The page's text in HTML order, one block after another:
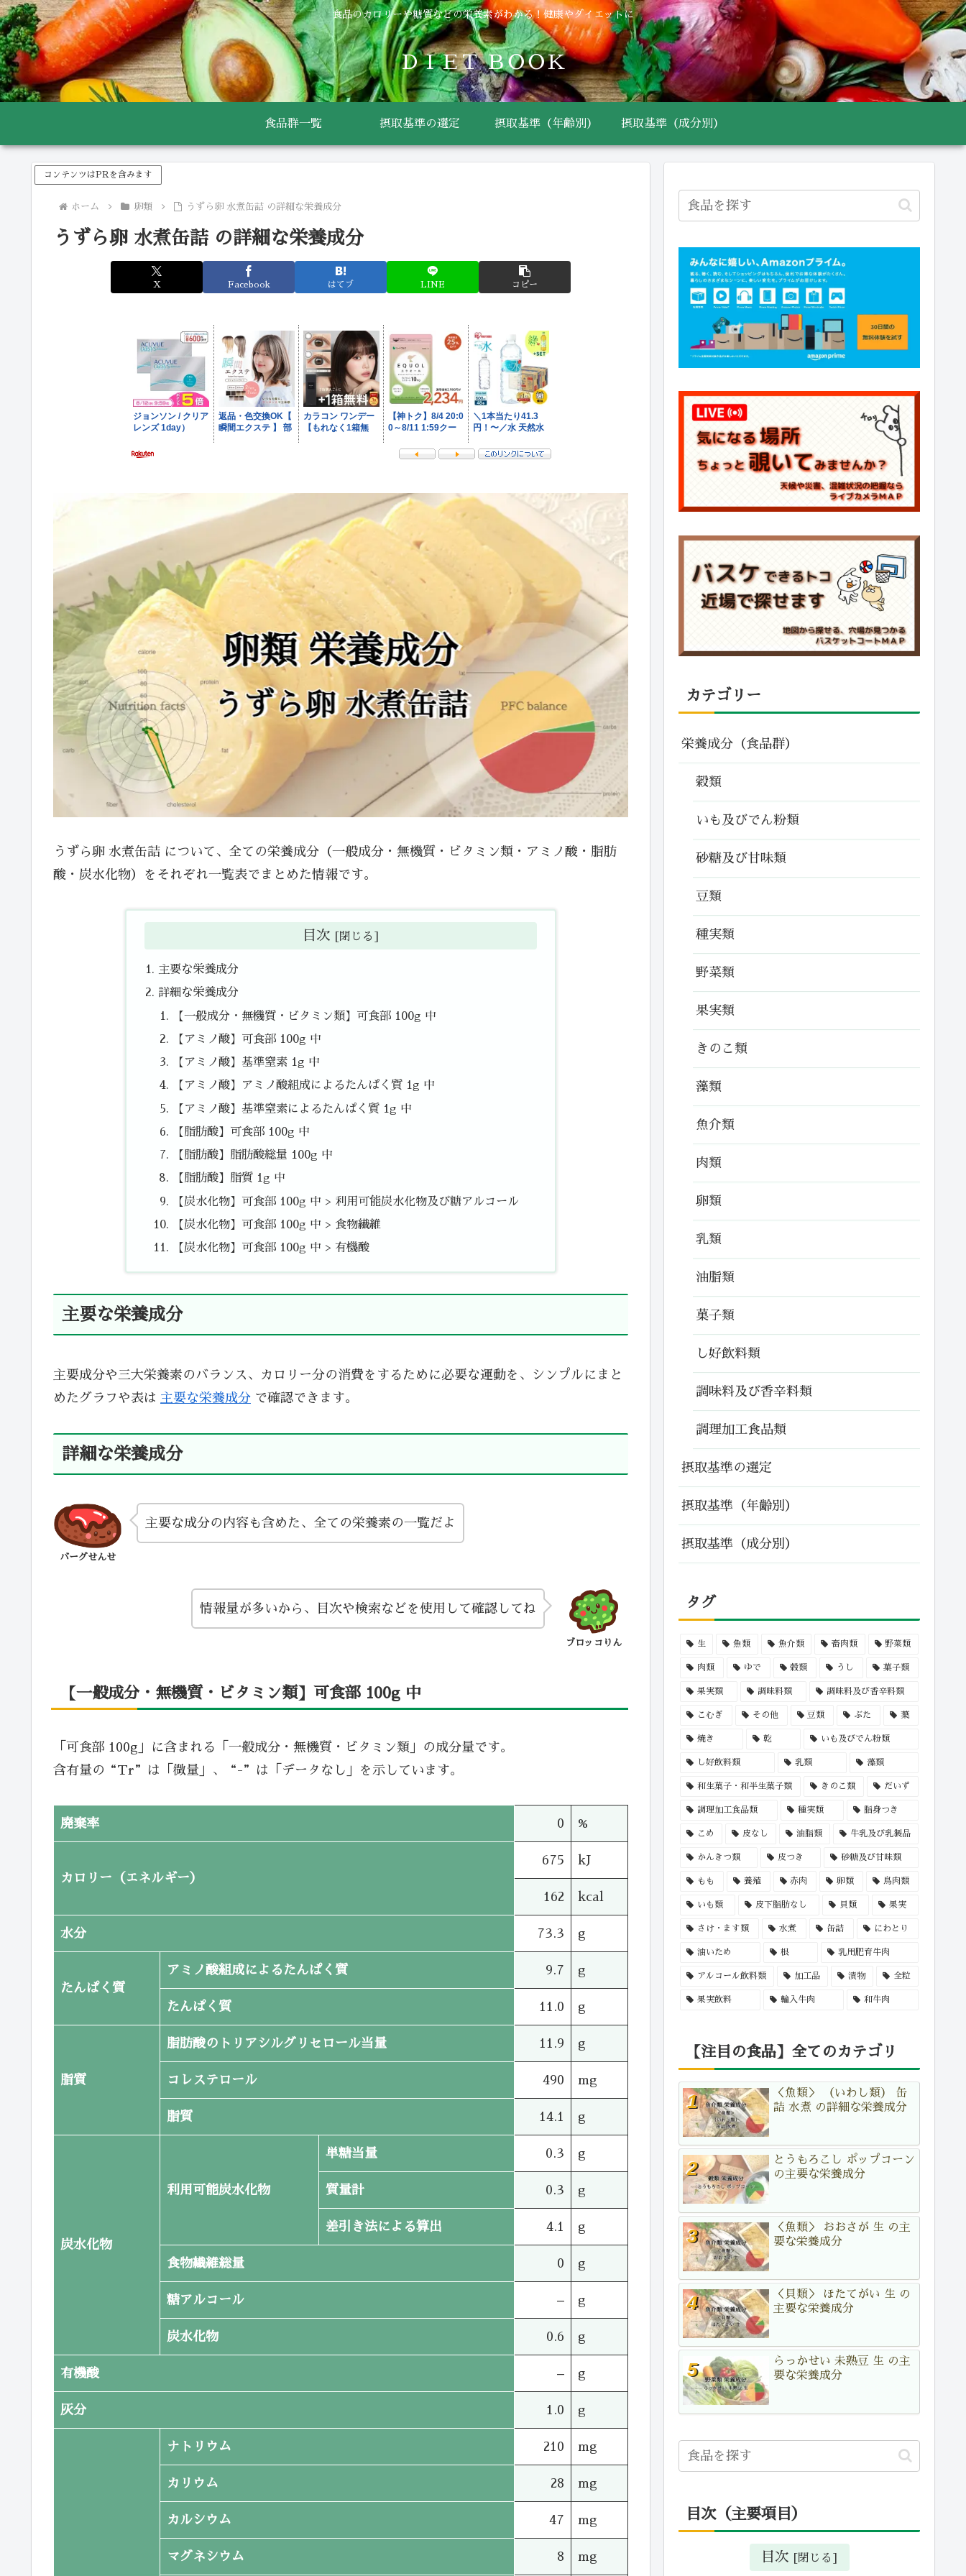
食品のカロリーや糖質などの栄養素がわかる！健康やダイエットに
ＤＩＥＴ ＢＯＯＫ
食品群一覧 摂取基準の選定 摂取基準（年齢別） 摂取基準（成分別）
コンテンツはPRを含みます
ホーム 卵類 うずら卵 水煮缶詰 の詳細な栄養成分
うずら卵 水煮缶詰 の詳細な栄養成分
X Facebook はてブ LINE コピー
うずら卵 水煮缶詰 について、全ての栄養成分（一般成分・無機質・ビタミン類・アミノ酸・脂肪
酸・炭水化物）をそれぞれ一覧表でまとめた情報です。
目次
主要な栄養成分
詳細な栄養成分
【一般成分・無機質・ビタミン類】可食部 100g 中
【アミノ酸】可食部 100g 中
【アミノ酸】基準窒素 1g 中
【アミノ酸】アミノ酸組成によるたんぱく質 1g 中
【アミノ酸】基準窒素によるたんぱく質 1g 中
【脂肪酸】可食部 100g 中
【脂肪酸】脂肪酸総量 100g 中
【脂肪酸】脂質 1g 中
【炭水化物】可食部 100g 中 > 利用可能炭水化物及び糖アルコール
【炭水化物】可食部 100g 中 > 食物繊維
【炭水化物】可食部 100g 中 > 有機酸
主要な栄養成分
主要成分や三大栄養素のバランス、カロリー分の消費をするために必要な運動を、シンプルにまと
めたグラフや表は 主要な栄養成分 で確認できます。
詳細な栄養成分
バーグせんせ
主要な成分の内容も含めた、全ての栄養素の一覧だよ
ブロッコりん
情報量が多いから、目次や検索などを使用して確認してね
【一般成分・無機質・ビタミン類】可食部 100g 中
「可食部 100g」に含まれる「一般成分・無機質・ビタミン類」の成分量です。
含有量の“Tr”は「微量」、“-”は「データなし」を示しています。
廃棄率 0 %
カロリー（エネルギー）
675 kJ
162 kcal
水分 73.3 g
たんぱく質
アミノ酸組成によるたんぱく質 9.7 g
たんぱく質 11.0 g
脂質
脂肪酸のトリアシルグリセロール当量 11.9 g
コレステロール 490 mg
脂質 14.1 g
炭水化物
利用可能炭水化物
単糖当量 0.3 g
質量計 0.3 g
差引き法による算出 4.1 g
食物繊維総量 0 g
糖アルコール – g
炭水化物 0.6 g
有機酸 – g
灰分 1.0 g
ナトリウム 210 mg
カリウム 28 mg
カルシウム 47 mg
マグネシウム 8 mg
カテゴリー
栄養成分（食品群）
穀類
いも及びでん粉類
砂糖及び甘味類
豆類
種実類
野菜類
果実類
きのこ類
藻類
魚介類
肉類
卵類
乳類
油脂類
菓子類
し好飲料類
調味料及び香辛料類
調理加工食品類
摂取基準の選定
摂取基準（年齢別）
摂取基準（成分別）
タグ
生 魚類 魚介類 畜肉類 野菜類
肉類 ゆで 穀類 うし 菓子類
果実類 調味料類 調味料及び香辛料類
こむぎ その他 豆類 ぶた 葉
焼き 乾 いも及びでん粉類
し好飲料類 乳類 藻類
和生菓子・和半生菓子類 きのこ類 だいず
調理加工食品類 種実類 脂身つき
こめ 皮なし 油脂類 牛乳及び乳製品
かんきつ類 皮つき 砂糖及び甘味類
もも 養殖 赤肉 卵類 鳥肉類
いも類 皮下脂肪なし 貝類 果実
さけ・ます類 水煮 缶詰 にわとり
油いため 根 乳用肥育牛肉
アルコール飲料類 加工品 漬物 全粒
果実飲料 輸入牛肉 和牛肉
【注目の食品】全てのカテゴリ
＜魚類＞ （いわし類） 缶
詰 水煮 の詳細な栄養成分
とうもろこし ポップコーン
の主要な栄養成分
＜魚類＞ おおさが 生 の主
要な栄養成分
＜貝類＞ ほたてがい 生 の
主要な栄養成分
らっかせい 未熟豆 生 の主
要な栄養成分
目次（主要項目）
目次